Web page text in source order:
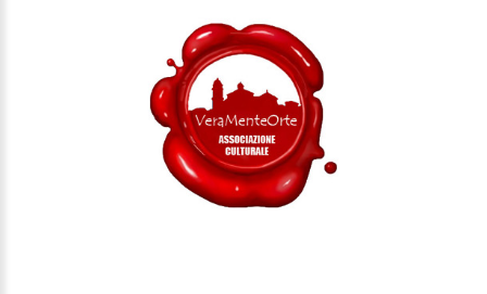
CROCE ROSSA ORTE